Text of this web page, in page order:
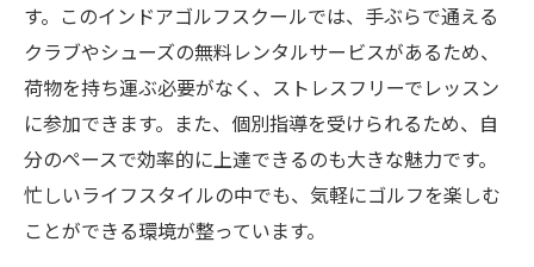
す。このインドアゴルフスクールでは、手ぶらで通える
クラブやシューズの無料レンタルサービスがあるため、
荷物を持ち運ぶ必要がなく、ストレスフリーでレッスン
に参加できます。また、個別指導を受けられるため、自
分のペースで効率的に上達できるのも大きな魅力です。
忙しいライフスタイルの中でも、気軽にゴルフを楽しむ
ことができる環境が整っています。